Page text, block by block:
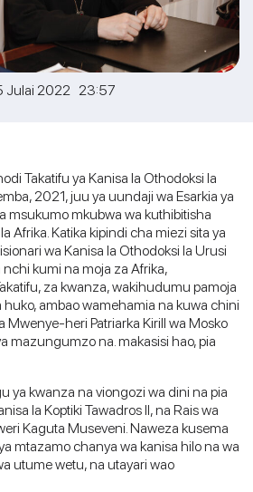
Julai 2022 23:57
Takatifu ya Kanisa la Othodoksi la
2021, juu ya uundaji wa Esarkia ya
msukumo mkubwa wa kuthibitisha
Afrika. Katika kipindi cha miezi sita ya
wa Kanisa la Othodoksi la Urusi
kumi na moja za Afrika,
za kwanza, wakihudumu pamoja
ambao wamehamia na kuwa chini
Mwenye-heri Patriarka Kirill wa Mosko
mazungumzo na. makasisi hao, pia
ya kwanza na viongozi wa dini na pia
la Koptiki Tawadros II, na Rais wa
Kaguta Museveni. Naweza kusema
mtazamo chanya wa kanisa hilo na wa
utume wetu, na utayari wao